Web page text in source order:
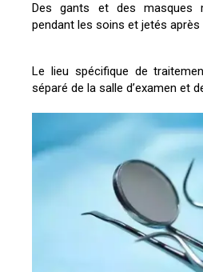
Des gants et des masques
pendant les soins et jetés après
Le lieu spécifique de
séparé de la salle d’examen et